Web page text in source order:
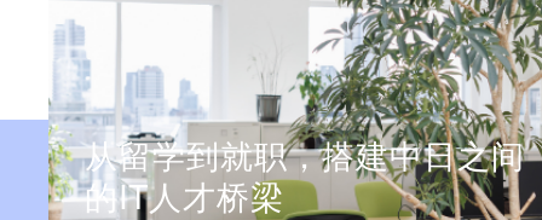
从留学到就职，搭建中日之间
的IT人才桥梁